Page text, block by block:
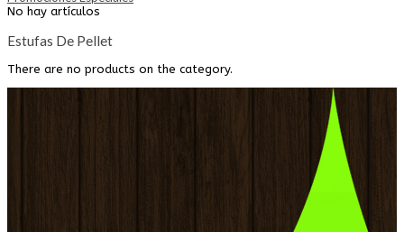
No hay artículos
Estufas De Pellet
There are no products on the category.